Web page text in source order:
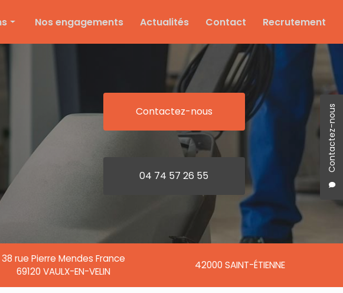
Contactez-nous
Nos engagements Actualités Contact Recrutement
Contactez-nous
04 74 57 26 55
38 rue Pierre Mendes France
69120 VAULX-EN-VELIN
42000 SAINT-ÉTIENNE